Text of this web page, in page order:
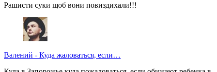
Рашисти суки щоб вони повиздихали!!!
Валений - Куда жаловаться, если…